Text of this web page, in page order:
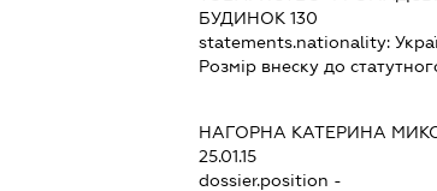
БУДИНОК 130
statements.nationality:
Розмір внеску до
НАГОРНА КАТЕРИНА
25.01.15
dossier.position -